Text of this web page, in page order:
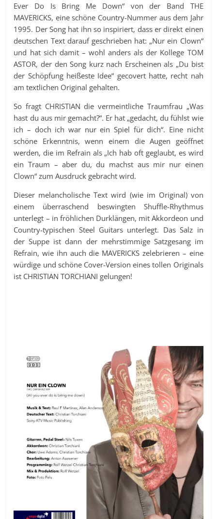
Ever Do Is Bring Me Down“ von der Band THE
MAVERICKS, eine schöne Country-Nummer aus dem Jahr
1995. Der Song hat ihn so inspiriert, dass er direkt einen
deutschen Text darauf geschrieben hat: „Nur ein Clown“
und hat sich damit – wohl anders als der Kollege TOM
ASTOR, der den Song kurz nach Erscheinen als „Du bist
der Schöpfung heißeste Idee“ gecovert hatte, recht nah
am textlichen Original gehalten.
So fragt CHRISTIAN die vermeintliche Traumfrau „Was
hast du aus mir gemacht?“. Er hat „gedacht, du fühlst wie
ich – doch ich war nur ein Spiel für dich“. Eine nicht
schöne Erkenntnis, wenn einem die Augen geöffnet
werden, die im Refrain als „Ich hab oft geglaubt, es wird
ein Traum – aber du, du machst aus mir nur einen
Clown“ zum Ausdruck gebracht wird.
Dieser melancholische Text wird (wie im Original) von
einem überraschend beswingten Shuffle-Rhythmus
unterlegt – in fröhlichen Durklängen, mit Akkordeon und
Country-typischen Steel Guitars unterlegt. Das Salz in
der Suppe ist dann der mehrstimmige Satzgesang im
Refrain, wie ihn auch die MAVERICKS zelebrieren – eine
würdige und schöne Cover-Version eines tollen Originals
ist CHRISTIAN TORCHIANI gelungen!